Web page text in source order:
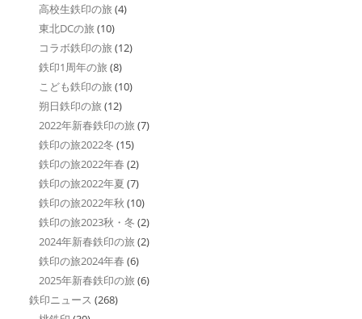
高校生鉄印の旅 (4)
東北DCの旅 (10)
コラボ鉄印の旅 (12)
鉄印1周年の旅 (8)
こども鉄印の旅 (10)
朔日鉄印の旅 (12)
2022年新春鉄印の旅 (7)
鉄印の旅2022冬 (15)
鉄印の旅2022年春 (2)
鉄印の旅2022年夏 (7)
鉄印の旅2022年秋 (10)
鉄印の旅2023秋・冬 (2)
2024年新春鉄印の旅 (2)
鉄印の旅2024年春 (6)
2025年新春鉄印の旅 (6)
鉄印ニュース (268)